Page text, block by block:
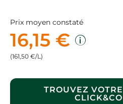
Prix moyen constaté
16,15 €
(161,50 €/L)
TROUVEZ